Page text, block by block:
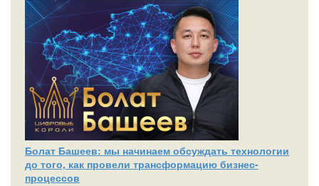
Болат Башеев: мы начинаем обсуждать технологии
до того, как провели трансформацию бизнес-
процессов